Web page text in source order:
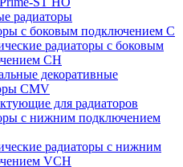
радиаторы
c боковым подключением C
радиаторы c боковым
CH
декоративные
CMV
для радиаторов
c нижним подключением
радиаторы c нижним
VCH